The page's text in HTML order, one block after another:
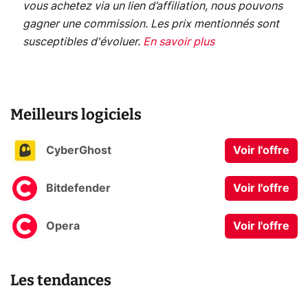
vous achetez via un lien d’affiliation, nous pouvons
gagner une commission. Les prix mentionnés sont
susceptibles d'évoluer. En savoir plus
Meilleurs logiciels
CyberGhost Voir l'offre
Bitdefender Voir l'offre
Opera Voir l'offre
Les tendances